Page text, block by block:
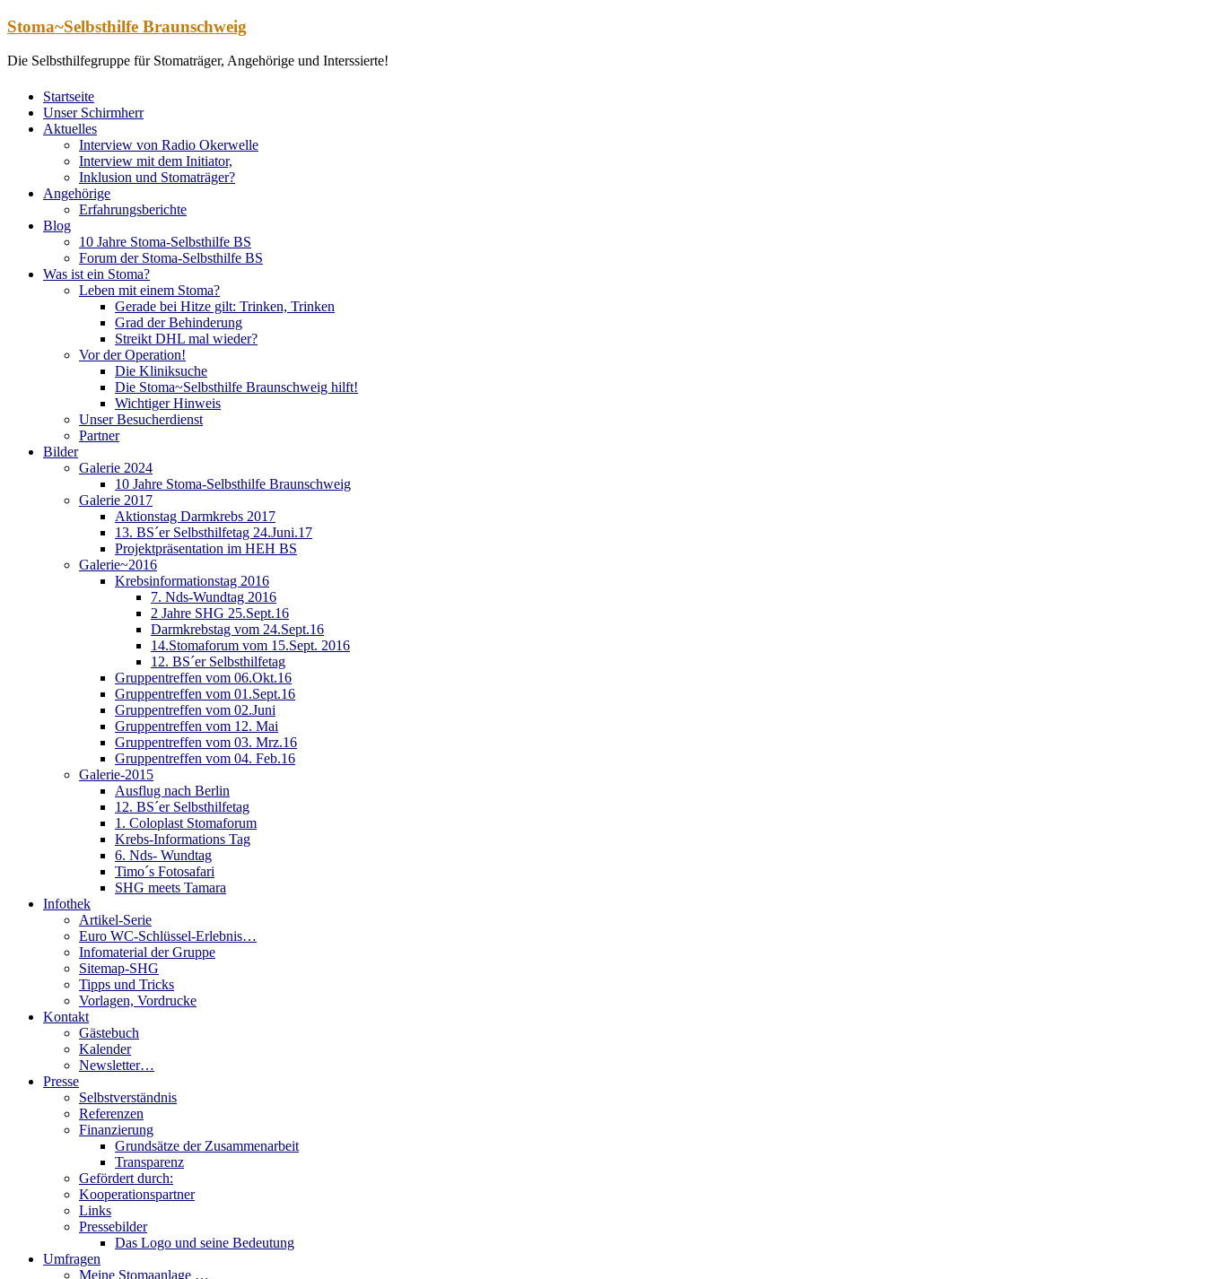
Zum
springen
Stoma~Selbsthilfe Braunschweig
Die Selbsthilfegruppe für Stomaträger, Angehörige und Interssierte!
Startseite
Unser Schirmherr
Aktuelles
Interview von Radio Okerwelle
Interview mit dem Initiator,
Inklusion und Stomaträger?
Angehörige
Erfahrungsberichte
Blog
10 Jahre Stoma-Selbsthilfe BS
Forum der Stoma-Selbsthilfe BS
Was ist ein Stoma?
Leben mit einem Stoma?
Gerade bei Hitze gilt: Trinken, Trinken
Grad der Behinderung
Streikt DHL mal wieder?
Vor der Operation!
Die Kliniksuche
Die Stoma~Selbsthilfe Braunschweig hilft!
Wichtiger Hinweis
Unser Besucherdienst
Partner
Bilder
Galerie 2024
10 Jahre Stoma-Selbsthilfe Braunschweig
Galerie 2017
Aktionstag Darmkrebs 2017
13. BS´er Selbsthilfetag 24.Juni.17
Projektpräsentation im HEH BS
Galerie~2016
Krebsinformationstag 2016
7. Nds-Wundtag 2016
2 Jahre SHG 25.Sept.16
Darmkrebstag vom 24.Sept.16
14.Stomaforum vom 15.Sept. 2016
12. BS´er Selbsthilfetag
Gruppentreffen vom 06.Okt.16
Gruppentreffen vom 01.Sept.16
Gruppentreffen vom 02.Juni
Gruppentreffen vom 12. Mai
Gruppentreffen vom 03. Mrz.16
Gruppentreffen vom 04. Feb.16
Galerie-2015
Ausflug nach Berlin
12. BS´er Selbsthilfetag
1. Coloplast Stomaforum
Krebs-Informations Tag
6. Nds- Wundtag
Timo´s Fotosafari
SHG meets Tamara
Infothek
Artikel-Serie
Euro WC-Schlüssel-Erlebnis…
Infomaterial der Gruppe
Sitemap-SHG
Tipps und Tricks
Vorlagen, Vordrucke
Kontakt
Gästebuch
Kalender
Newsletter…
Presse
Selbstverständnis
Referenzen
Finanzierung
Grundsätze der Zusammenarbeit
Transparenz
Gefördert durch:
Kooperationspartner
Links
Pressebilder
Das Logo und seine Bedeutung
Umfragen
Meine Stomaanlage …